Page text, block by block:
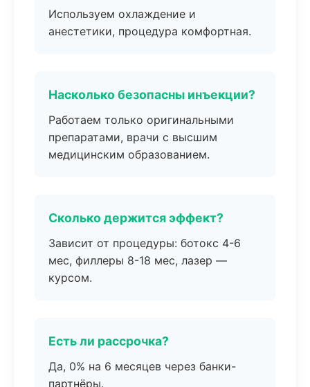
Используем охлаждение и
анестетики, процедура комфортная.
Насколько безопасны инъекции?
Работаем только оригинальными
препаратами, врачи с высшим
медицинским образованием.
Сколько держится эффект?
Зависит от процедуры: ботокс 4-6
мес, филлеры 8-18 мес, лазер —
курсом.
Есть ли рассрочка?
Да, 0% на 6 месяцев через банки-
партнёры.